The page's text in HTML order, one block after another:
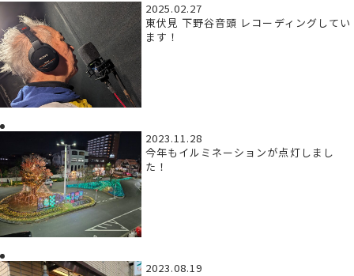
2025.02.27
東伏見 下野谷音頭 レコーディングしてい
ます！
2023.11.28
今年もイルミネーションが点灯しまし
た！
2023.08.19